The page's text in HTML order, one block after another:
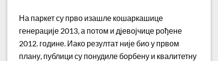
На паркет су прво изашле кошаркашице
генерације 2013, а потом и дјевојчице рођене
2012. године. Иако резултат није био у првом
плану, публици су понудиле борбену и квалитетну